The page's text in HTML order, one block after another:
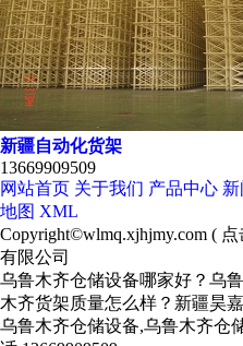
新疆自动化货架
13669909509
网站首页 关于我们 产品中心
地图 XML
Copyright©wlmq.xjhjmy.com ( 点
有限公司
乌鲁木齐仓储设备哪家好？乌
木齐货架质量怎么样？新疆昊
乌鲁木齐仓储设备,乌鲁木齐仓